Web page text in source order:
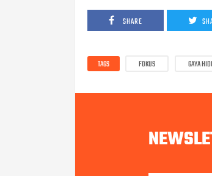
SHARE
TAGS FOKUS GAYA